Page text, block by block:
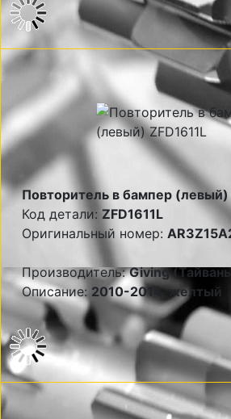
Повторитель в бампер (левый)
Код детали: ZFD1611L
Оригинальный номер:
Производитель:Giving
Описание: 2010-2014, желтый